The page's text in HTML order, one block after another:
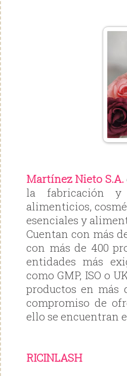
Martínez Nieto S.A.
la fabricación y
alimenticios,
esenciales y
Cuentan con más
con más de 400
entidades más
como GMP, ISO o
productos en más
compromiso de
ello se encuentran
RICINLASH